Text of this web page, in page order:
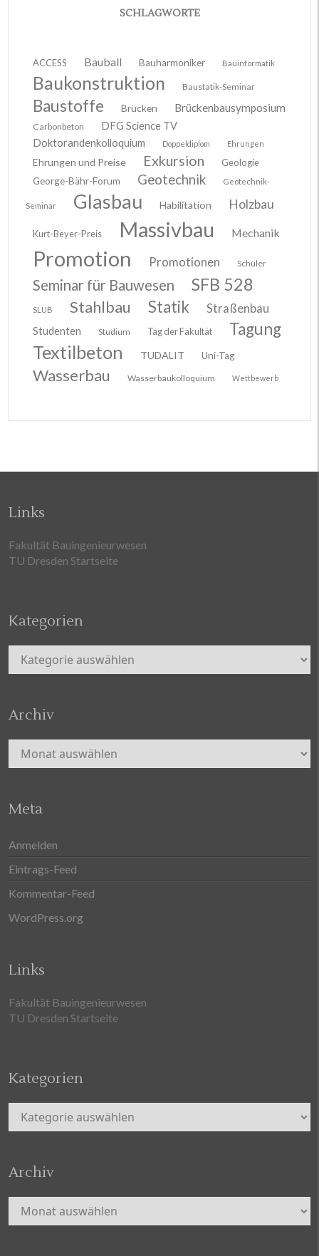
SCHLAGWORTE
ACCESS Bauball Bauharmoniker Bauinformatik
Baukonstruktion Baustatik-Seminar
Baustoffe Brücken Brückenbausymposium
Carbonbeton
DFG Science TV
Doktorandenkolloquium
Doppeldiplom Ehrungen
Ehrungen und Preise Exkursion
Geologie
George-Bähr-Forum
Geotechnik Geotechnik-
Seminar Glasbau Habilitation Holzbau
Kurt-Beyer-Preis Massivbau Mechanik
Promotion Promotionen Schüler
Seminar für Bauwesen SFB 528
SLUB Stahlbau Statik Straßenbau
Studenten Studium Tag der Fakultät Tagung
Textilbeton TUDALIT Uni-Tag
Wasserbau Wasserbaukolloquium Wettbewerb
Links
Fakultät Bauingenieurwesen
TU Dresden Startseite
Kategorien
Kategorien
Archiv
Archiv
Meta
Anmelden
Eintrags-Feed
Kommentar-Feed
WordPress.org
Links
Fakultät Bauingenieurwesen
TU Dresden Startseite
Kategorien
Kategorien
Archiv
Archiv